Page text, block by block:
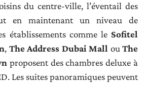
du centre-ville, l’éventail des
en maintenant un niveau de
établissements comme le Sofitel
, The Address Dubai Mall ouThe
proposent des chambres deluxe à
Les suites panoramiques peuvent